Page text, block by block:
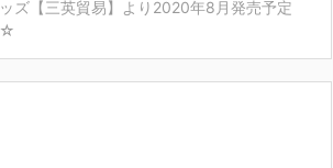
ッズ【三英貿易】より2020年8月発売予定
☆